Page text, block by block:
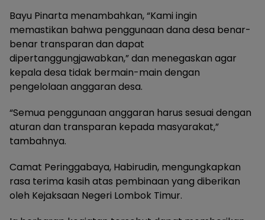
Bayu Pinarta menambahkan, “Kami ingin
memastikan bahwa penggunaan dana desa benar-
benar transparan dan dapat
dipertanggungjawabkan,” dan menegaskan agar
kepala desa tidak bermain-main dengan
pengelolaan anggaran desa.
“Semua penggunaan anggaran harus sesuai dengan
aturan dan transparan kepada masyarakat,”
tambahnya.
Camat Peringgabaya, Habirudin, mengungkapkan
rasa terima kasih atas pembinaan yang diberikan
oleh Kejaksaan Negeri Lombok Timur.